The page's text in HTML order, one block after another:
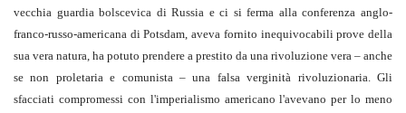
vec­chia guardia bolscevica di Russia e ci si ferma alla conferenza anglo-
franco-russo-­americana di Potsdam, aveva fornito ine­quivocabili prove della
sua vera natura, ha potuto prendere a prestito da una rivolu­zione vera – anche
se non proletaria e co­munista – una falsa verginità rivoluziona­ria. Gli
sfacciati compromessi con l'impe­rialismo americano l'avevano per lo meno